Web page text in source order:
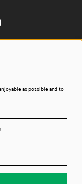
as possible and to